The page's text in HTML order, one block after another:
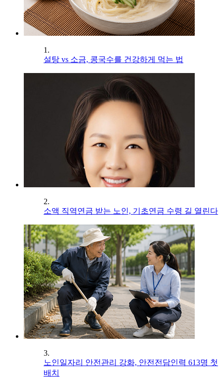
1.
설탕 vs 소금, 콩국수를 건강하게 먹는 법
2.
소액 직역연금 받는 노인, 기초연금 수령 길 열린다
3.
노인일자리 안전관리 강화, 안전전담인력 613명 첫
배치